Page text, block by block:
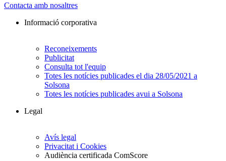
Contacta amb nosaltres
Informació corporativa
Reconeixements
Publicitat
Consulta tot l'equip
Totes les notícies publicades el dia 28/05/2021 a
Solsona
Totes les notícies publicades avui a Solsona
Legal
Avís legal
Privacitat i Cookies
Audiència certificada ComScore